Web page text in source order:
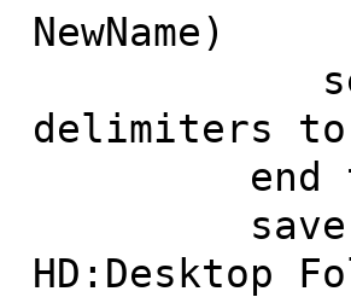
NewName)
set
delimiters
end
save
HD:Desktop